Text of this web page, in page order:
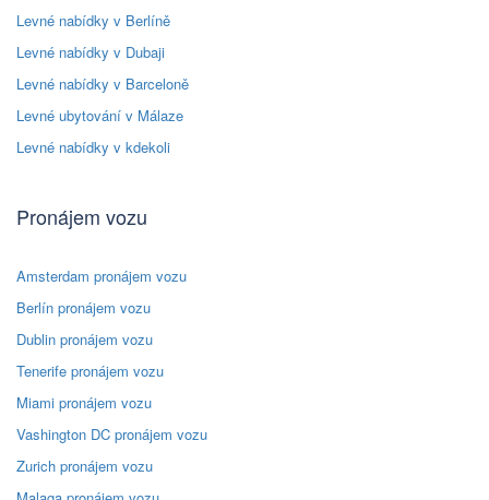
Levné nabídky v Berlíně
Levné nabídky v Dubaji
Levné nabídky v Barceloně
Levné ubytování v Málaze
Levné nabídky v kdekoli
Pronájem vozu
Amsterdam pronájem vozu
Berlín pronájem vozu
Dublin pronájem vozu
Tenerife pronájem vozu
Miami pronájem vozu
Vashington DC pronájem vozu
Zurich pronájem vozu